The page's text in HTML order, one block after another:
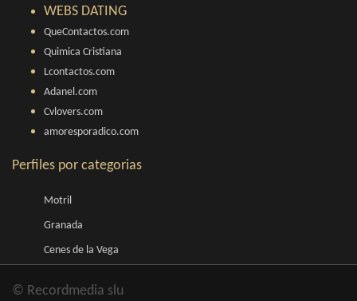
WEBS DATING
QueContactos.com
Quimica Cristiana
Lcontactos.com
Adanel.com
Cvlovers.com
amoresporadico.com
Perfiles por categorias
Motril
Granada
Cenes de la Vega
© Recordmedia slu